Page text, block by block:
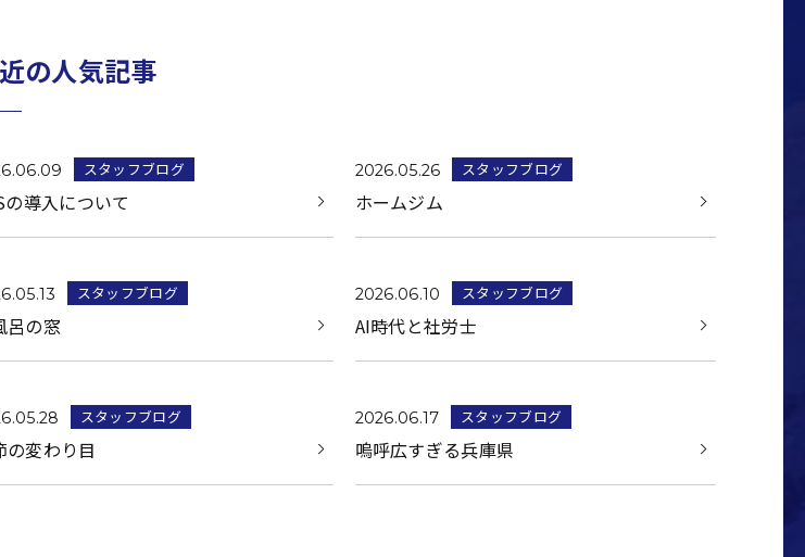
の人気記事
スタッフブログ
の導入について
2026.05.26 スタッフブログ
ホームジム
スタッフブログ
呂の窓
2026.06.10 スタッフブログ
AI時代と社労士
スタッフブログ
の変わり目
2026.06.17 スタッフブログ
嗚呼広すぎる兵庫県